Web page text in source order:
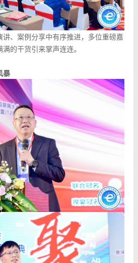
、案例分享中有序推进，多位重磅嘉
的干货引来掌声连连。
暴